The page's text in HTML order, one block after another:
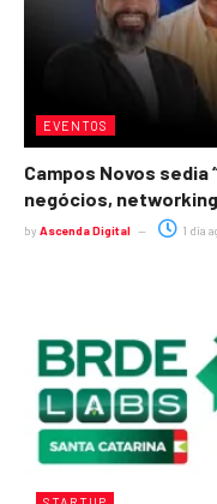
EVENTOS
Campos Novos sedia
negócios,
by Ascenda Digital 1 dia